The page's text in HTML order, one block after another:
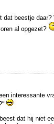
dat beestje daar?
al opgezet?
interessante
dat hij niet